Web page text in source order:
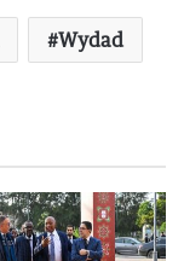
Wydad